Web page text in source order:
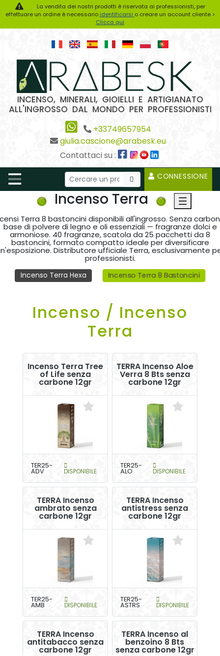
La vendita dei nostri prodotti è riservata ai professionisti, per
effettuare un ordine è necessario identificarsi o creare un account cliente >
Clicca qui
INCENSO, MINERALI, GIOIELLI E ARTIGIANATO
ALL'INGROSSO DAL MONDO PER PROFESSIONISTI
+33749657954
giulia.cascione@arabesk.eu
Contattaci su :
CONNESSIONE
Incenso Terra
Terra 8 bastoncini disponibili all'ingrosso. Senza
base di polvere di legno e oli essenziali — fragranze dolci e
armoniose. 40 fragranze, scatola da 25 pacchetti da 8
bastoncini, formato compatto ideale per diversificare
Distributore ufficiale Terra, esclusivamente
professionisti.
Incenso Terra Hexa Incenso Terra 8 Bastoncini
Incenso / Incenso
Terra
Incenso Terra Tree
of Life senza
carbone 12gr
TER25-
ADV DISPONIBILE
TERRA Incenso Aloe
Verra 8 Bts senza
carbone 12gr
TER25-
ALO DISPONIBILE
TERRA Incenso
ambrato senza
carbone 12gr
TER25-
AMB DISPONIBILE
TERRA Incenso
antistress senza
carbone 12gr
TER25-
ASTRS DISPONIBILE
TERRA Incenso
antitabacco senza
carbone 12gr
TERRA Incenso al
benzoino 8 Bts
senza carbone 12gr